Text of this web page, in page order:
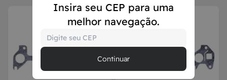
Insira seu CEP para uma
melhor navegação.
Continuar